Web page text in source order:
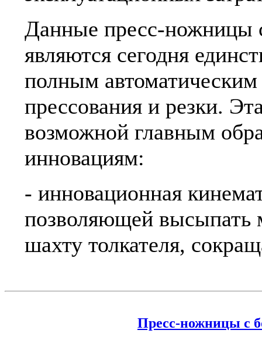
Данные пресс-ножницы
являются сегодня
полным
прессования и резки.
возможной главным
инновациям:
- инновационная
позволяющей высыпать
шахту толкателя,
Пресс-ножницы с